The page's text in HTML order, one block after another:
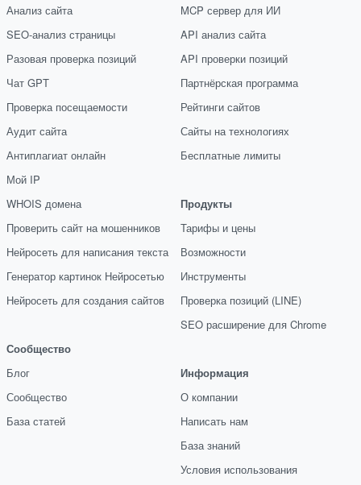
Анализ сайта
SEO-анализ страницы
Разовая проверка позиций
Чат GPT
Проверка посещаемости
Аудит сайта
Антиплагиат онлайн
Мой IP
WHOIS домена
Проверить сайт на мошенников
Нейросеть для написания текста
Генератор картинок Нейросетью
Нейросеть для создания сайтов
Сообщество
Блог
Сообщество
База статей
MCP сервер для ИИ
API анализ сайта
API проверки позиций
Партнёрская программа
Рейтинги сайтов
Сайты на технологиях
Бесплатные лимиты
Продукты
Тарифы и цены
Возможности
Инструменты
Проверка позиций (LINE)
SEO расширение для Chrome
Информация
О компании
Написать нам
База знаний
Условия использования